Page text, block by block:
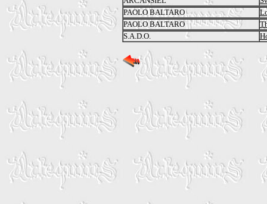
PAOLO BALTARO
PAOLO BALTARO
S.A.D.O.